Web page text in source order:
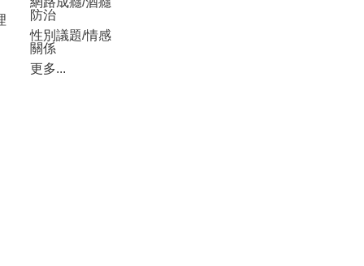
防治
性別議題/情感
關係
更多...